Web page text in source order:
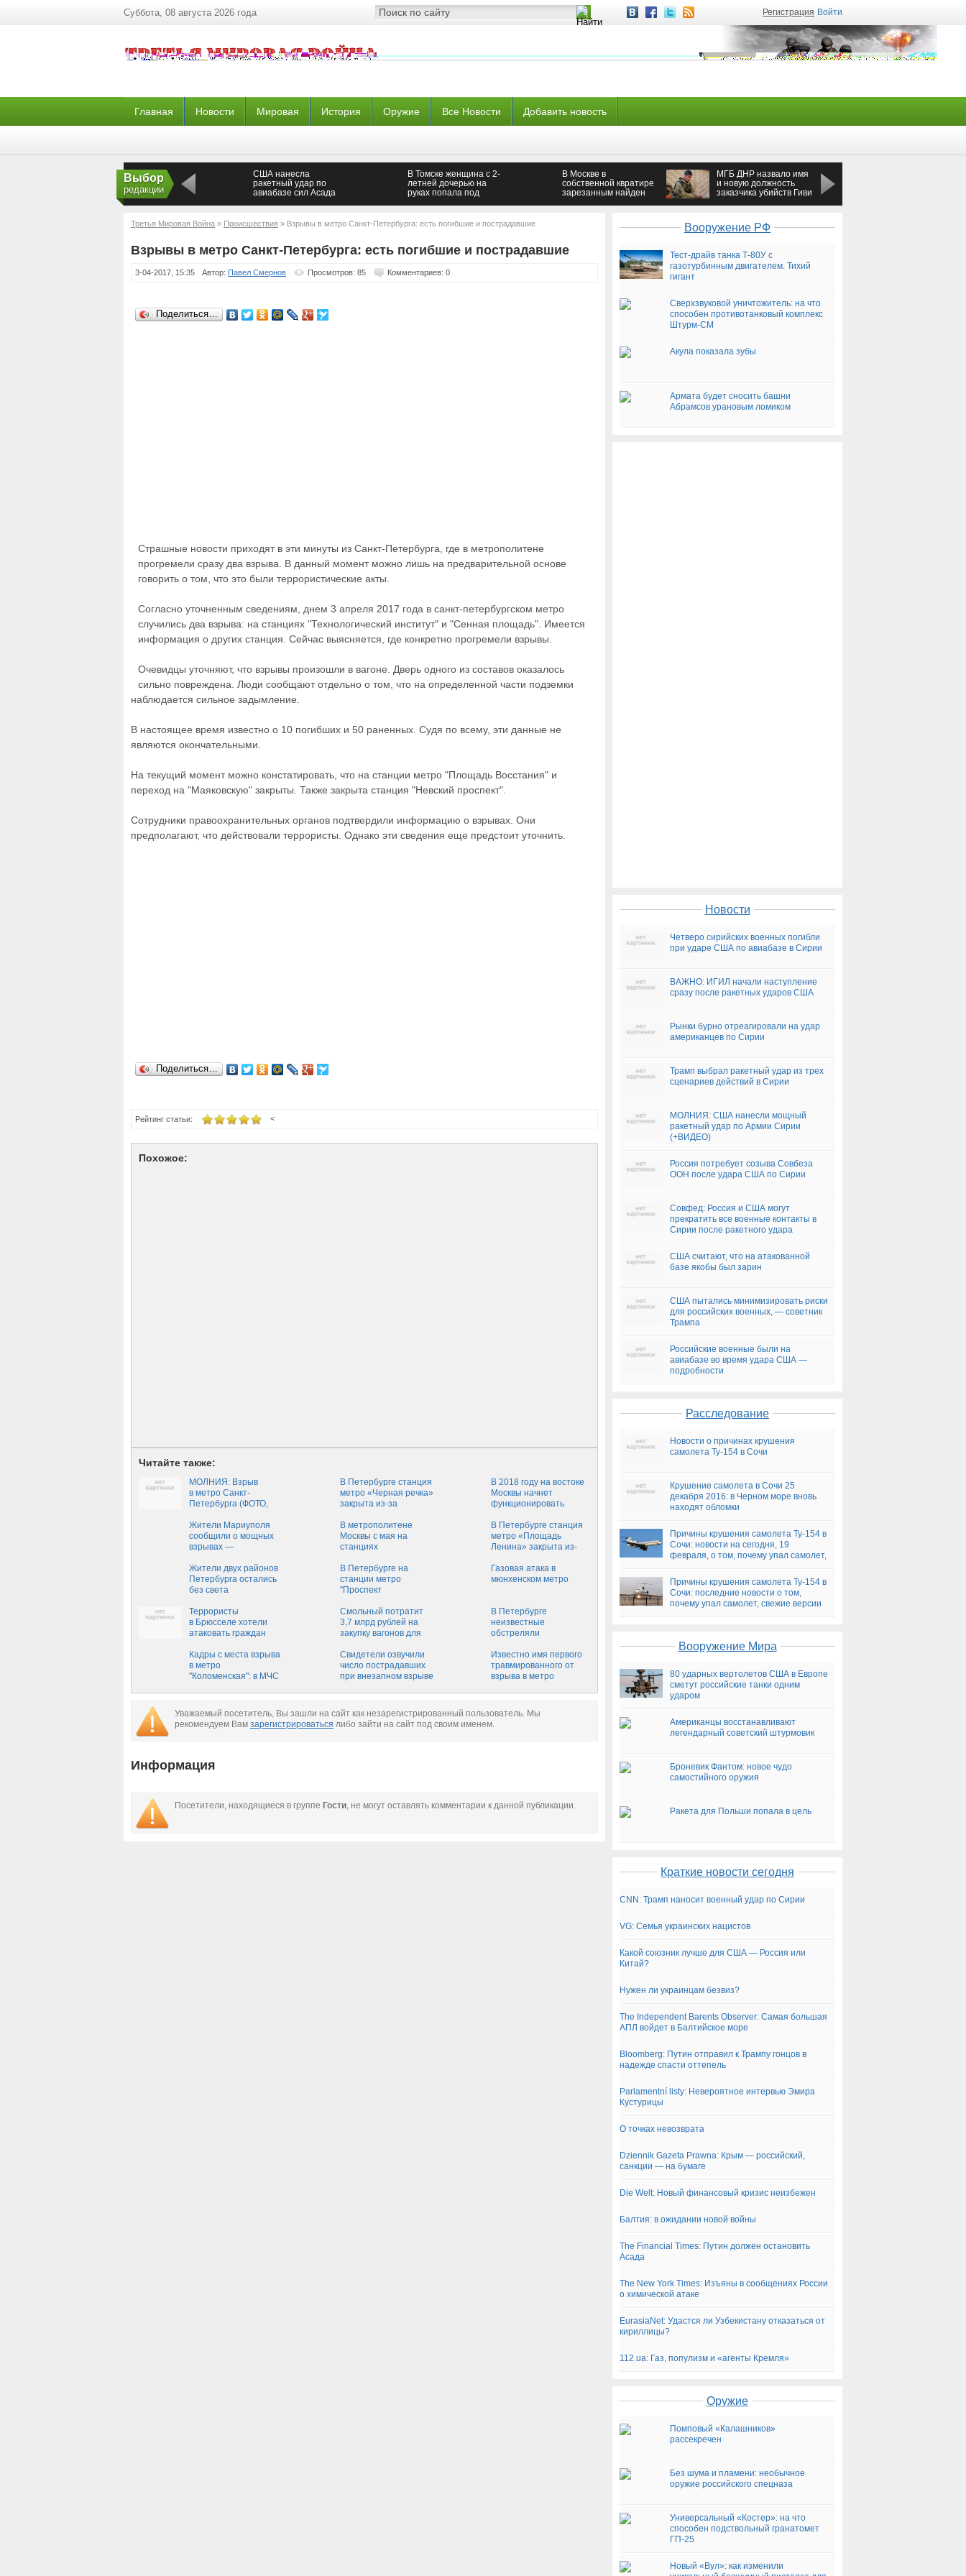
Суббота, 08 августа 2026 года Регистрация Войти
Главная Новости Мировая История Оружие Все Новости Добавить новость
Выбор
редакции
США нанесла
ракетный удар по
авиабазе сил Асада
В Томске женщина с 2-
летней дочерью на
руках попала под
В Москве в
собственной квратире
зарезанным найден
МГБ ДНР назвало имя
и новую должность
заказчика убийств Гиви
Третья Мировая Война » Происшествия » Взрывы в метро Санкт-Петербурга: есть погибшие и пострадавшие
Взрывы в метро Санкт-Петербурга: есть погибшие и пострадавшие
3-04-2017, 15:35 Автор: Павел Смернов Просмотров: 85 Комментариев: 0
Поделиться…
Страшные новости приходят в эти минуты из Санкт-Петербурга, где в метрополитене
прогремели сразу два взрыва. В данный момент можно лишь на предварительной основе
говорить о том, что это были террористические акты.
Согласно уточненным сведениям, днем 3 апреля 2017 года в санкт-петербургском метро
случились два взрыва: на станциях "Технологический институт" и "Сенная площадь". Имеется
информация о других станция. Сейчас выясняется, где конкретно прогремели взрывы.
Очевидцы уточняют, что взрывы произошли в вагоне. Дверь одного из составов оказалось
сильно повреждена. Люди сообщают отдельно о том, что на определенной части подземки
наблюдается сильное задымление.
В настоящее время известно о 10 погибших и 50 раненных. Судя по всему, эти данные не
являются окончательными.
На текущий момент можно констатировать, что на станции метро "Площадь Восстания" и
переход на "Маяковскую" закрыты. Также закрыта станция "Невский проспект".
Сотрудники правоохранительных органов подтвердили информацию о взрывах. Они
предполагают, что действовали террористы. Однако эти сведения еще предстоит уточнить.
Поделиться…
<
Рейтинг статьи:
Похожое:
Читайте также:
МОЛНИЯ: Взрыв
в метро Санкт-
Петербурга (ФОТО,
В Петербурге станция
метро «Черная речка»
закрыта из-за
пакета
В 2018 году на востоке
Москвы начнет
функционировать
Жители Мариуполя
сообщили о мощных
взрывах —
В метрополитене
Москвы с мая на
станциях
В Петербурге станция
метро «Площадь
Ленина» закрыта из-
Жители двух районов
Петербурга остались
без света
В Петербурге на
станции метро
"Проспект
скончался мужчина
Газовая атака в
мюнхенском метро
Террористы
в Брюсселе хотели
атаковать граждан
США и Израиля
Смольный потратит
3,7 млрд рублей на
закупку вагонов для
В Петербурге
неизвестные
обстреляли
автомобиль
Кадры с места взрыва
в метро
"Коломенская": в МЧС
причину ЧП
Свидетели озвучили
число пострадавших
при внезапном взрыве
Известно имя первого
травмированного от
взрыва в метро
достигло 7 человек
Уважаемый посетитель, Вы зашли на сайт как незарегистрированный пользователь. Мы
рекомендуем Вам зарегистрироваться либо зайти на сайт под своим именем.
Информация
Посетители, находящиеся в группе Гости, не могут оставлять комментарии к данной публикации.
Вооружение РФ
Тест-драйв танка Т-80У с
газотурбинным двигателем. Тихий
гигант
Сверхзвуковой уничтожитель: на что
способен противотанковый комплекс
Штурм-СМ
Акула показала зубы
Армата будет сносить башни
Абрамсов урановым ломиком
Новости
Четверо сирийских военных погибли
при ударе США по авиабазе в Сирии
ВАЖНО: ИГИЛ начали наступление
сразу после ракетных ударов США
Рынки бурно отреагировали на удар
американцев по Сирии
Трамп выбрал ракетный удар из трех
сценариев действий в Сирии
МОЛНИЯ: США нанесли мощный
ракетный удар по Армии Сирии
(+ВИДЕО)
Россия потребует созыва Совбеза
ООН после удара США по Сирии
Совфед: Россия и США могут
прекратить все военные контакты в
Сирии после ракетного удара
США считают, что на атакованной
базе якобы был зарин
США пытались минимизировать риски
для российских военных, — советник
Трампа
Российские военные были на
авиабазе во время удара США —
подробности
Расследование
Новости о причинах крушения
самолета Ту-154 в Сочи
Крушение самолета в Сочи 25
декабря 2016: в Черном море вновь
находят обломки
Причины крушения самолета Ту-154 в
Сочи: новости на сегодня, 19
февраля, о том, почему упал самолет,
Причины крушения самолета Ту-154 в
Сочи: последние новости о том,
почему упал самолет, свежие версии
Вооружение Мира
80 ударных вертолетов США в Европе
сметут российские танки одним
ударом
Американцы восстанавливают
легендарный советский штурмовик
Броневик Фантом: новое чудо
самостийного оружия
Ракета для Польши попала в цель
Краткие новости сегодня
CNN: Трамп наносит военный удар по Сирии
VG: Семья украинских нацистов
Какой союзник лучше для США — Россия или
Китай?
Нужен ли украинцам безвиз?
The Independent Barents Observer: Самая большая
АПЛ войдет в Балтийское море
Bloomberg: Путин отправил к Трампу гонцов в
надежде спасти оттепель
Parlamentní listy: Невероятное интервью Эмира
Кустурицы
О точках невозврата
Dziennik Gazeta Prawna: Крым — российский,
санкции — на бумаге
Die Welt: Новый финансовый кризис неизбежен
Балтия: в ожидании новой войны
The Financial Times: Путин должен остановить
Асада
The New York Times: Изъяны в сообщениях России
о химической атаке
EurasiaNet: Удастся ли Узбекистану отказаться от
кириллицы?
112.ua: Газ, популизм и «агенты Кремля»
Оружие
Помповый «Калашников»
рассекречен
Без шума и пламени: необычное
оружие российского спецназа
Универсальный «Костер»: на что
способен подствольный гранатомет
ГП-25
Новый «Вул»: как изменили